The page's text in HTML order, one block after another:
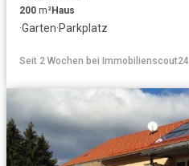
200 m²Haus
·Garten·Parkplatz
Seit 2 Wochen bei Immobilienscout24